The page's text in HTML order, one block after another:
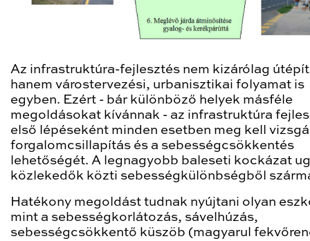
Az infrastruktúra-fejlesztés nem kizárólag
hanem várostervezési, urbanisztikai folyamat is
egyben. Ezért - bár különböző helyek másféle
megoldásokat kívánnak - az infrastruktúra
első lépéseként minden esetben meg kell
forgalomcsillapítás és a sebességcsökkentés
lehetőségét. A legnagyobb baleseti kockázat
közlekedők közti sebességkülönbségből
Hatékony megoldást tudnak nyújtani olyan
mint a sebességkorlátozás, sávelhúzás,
sebességcsökkentő küszöb (magyarul